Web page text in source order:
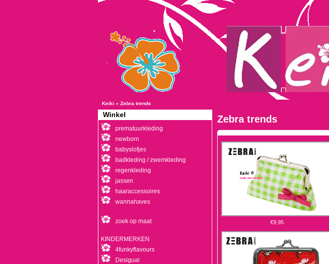
Keiki » Zebra trends
Zebra trends
€9,95
Winkel
prematuurkleding
newborn
babyslofjes
badkleding / zwemkleding
regenkleding
jassen
haaraccessoires
wannahaves
zoek op maat
KINDERMERKEN
4funkyflavours
Desigual